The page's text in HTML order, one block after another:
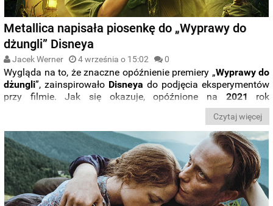
Metallica napisała piosenkę do „Wyprawy do
dżungli” Disneya
Jacek Werner 4 września o 15:02 0
Wygląda na to, że znaczne opóźnienie premiery „Wyprawy do
dżungli”, zainspirowało Disneya do podjęcia eksperymentów
przy filmie. Jak się okazuje, opóźnione na 2021 rok
Emily Blunt i Dwaynem Johnsonemzostanie
wzbogacone o specjalnie w tym celu napisaną piosenkę
Metalliki. Nową kompozycję zespołu usłyszymy obok ścieżki
dźwiękowej
Jamesa Newtona Howarda.
Czytaj więcej